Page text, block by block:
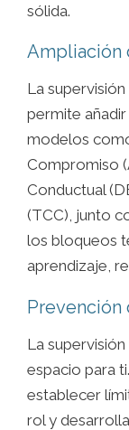
sólida.
Ampliación
La
permite añadir
modelos
Compromiso
Conductual
(TCC), junto
los bloqueos
aprendizaje,
Prevención
La
espacio para
establecer
rol y